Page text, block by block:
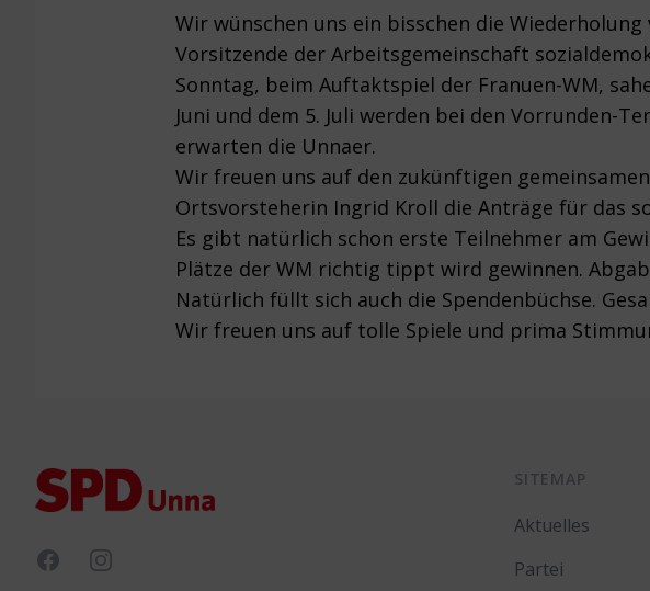
Wir wünschen uns ein bisschen die
Vorsitzende der Arbeitsgemeinschaft
Sonntag, beim Auftaktspiel der Franuen-WM,
Juni und dem 5. Juli werden bei den Vorrunden-
erwarten die Unnaer.
Wir freuen uns auf den zukünftigen
Ortsvorsteherin Ingrid Kroll die Anträge für das
Es gibt natürlich schon erste Teilnehmer am
Plätze der WM richtig tippt wird gewinnen.
Natürlich füllt sich auch die Spendenbüchse.
Wir freuen uns auf tolle Spiele und prima
FacebookInstagram
SITEMAP
Aktuelles
Partei